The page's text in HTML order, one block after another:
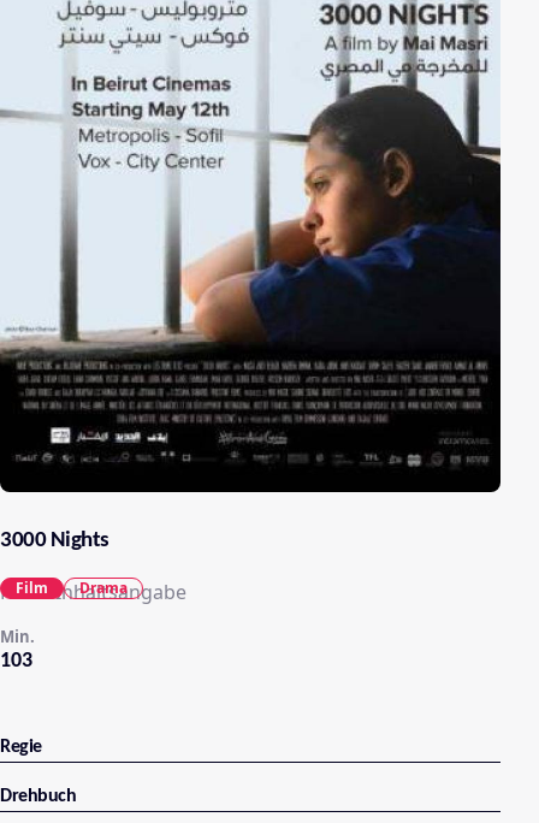
3000 Nights
Keine Inhaltsangabe
103
Min.
Film Drama
Regie
Drehbuch